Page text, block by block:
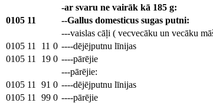
-ar svaru ne vairāk kā 185 g:
0105 11
--Gallus domesticus sugas putni:
---vaislas cāļi ( vecvecāku un vecāku
0105 11 11 0 ----dējējputnu līnijas
0105 11 19 0 ----pārējie
---pārējie:
0105 11 91 0 ----dējējputnu līnijas
0105 11 99 0 ----pārējie